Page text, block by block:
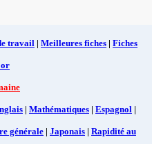
travail | Meilleures fiches | Fiches
| Mathématiques | Espagnol |
générale | Japonais | Rapidité au